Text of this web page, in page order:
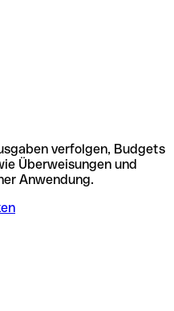
verfolgen, Budgets
Überweisungen und
Anwendung.